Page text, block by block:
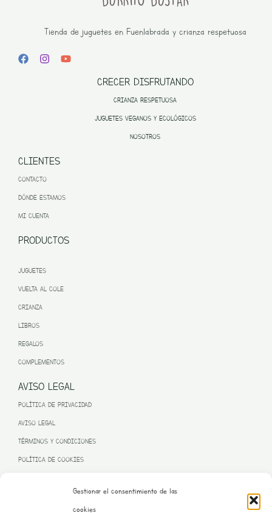
Gestionar el consentimiento de las
cookies
Tienda de juguetes en Fuenlabrada y crianza respetuosa
CRECER DISFRUTANDO
CRIANZA RESPETUOSA
JUGUETES VEGANOS Y ECOLÓGICOS
NOSOTROS
CLIENTES
CONTACTO
DÓNDE ESTAMOS
MI CUENTA
PRODUCTOS
JUGUETES
VUELTA AL COLE
CRIANZA
LIBROS
REGALOS
COMPLEMENTOS
AVISO LEGAL
POLÍTICA DE PRIVACIDAD
AVISO LEGAL
TÉRMINOS Y CONDICIONES
POLÍTICA DE COOKIES